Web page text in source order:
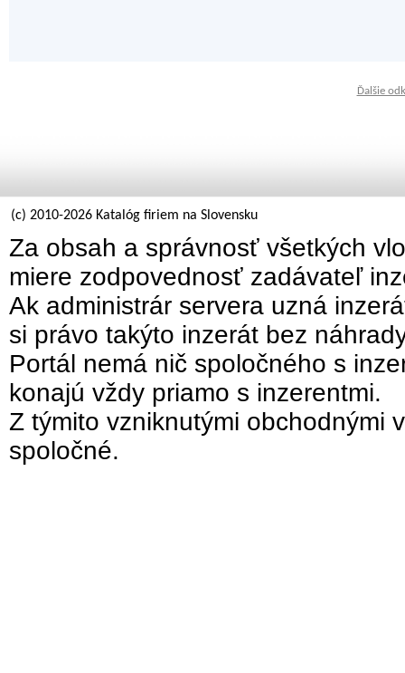
Ďalšie
(c) 2010-2026 Katalóg firiem na Slovensku
Za obsah a správnosť všetkých
miere zodpovednosť zadávateľ
Ak administrár servera uzná
si právo takýto inzerát bez
Portál nemá nič spoločného s
konajú vždy priamo s inzerentmi.
Z týmito vzniknutými obchodnými
spoločné.